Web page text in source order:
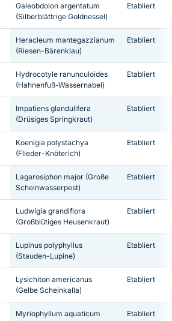
Galeobdolon argentatum
(Silberblättrige Goldnessel)
Etabliert
Heracleum mantegazzianum
(Riesen-Bärenklau)
Etabliert
Hydrocotyle ranunculoides
(Hahnenfuß-Wassernabel)
Etabliert
Impatiens glandulifera
(Drüsiges Springkraut)
Etabliert
Koenigia polystachya
(Flieder-Knöterich)
Etabliert
Lagarosiphon major (Große
Scheinwasserpest)
Etabliert
Ludwigia grandiflora
(Großblütiges Heusenkraut)
Etabliert
Lupinus polyphyllus
(Stauden-Lupine)
Etabliert
Lysichiton americanus
(Gelbe Scheinkalla)
Etabliert
Myriophyllum aquaticum
Etabliert